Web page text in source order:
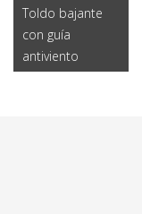
Toldo bajante
con guía
antiviento